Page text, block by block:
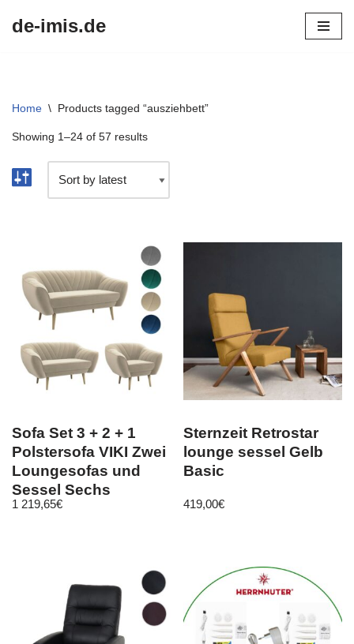
de-imis.de
Home \ Products tagged “ausziehbett”
Showing 1–24 of 57 results
Sofa Set 3 + 2 + 1
Polstersofa VIKI Zwei
Loungesofas und
Sessel Sechs
Personen
1 219,65€
Sternzeit Retrostar
lounge sessel Gelb
Basic
419,00€